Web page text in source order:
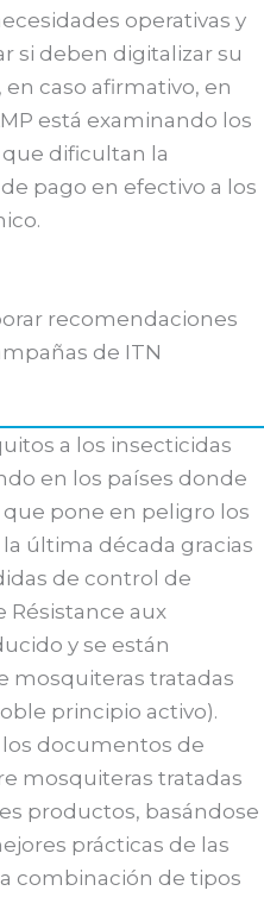
operativas y
si deben digitalizar su
en caso afirmativo, en
está examinando los
dificultan la
pago en efectivo a los
recomendaciones
de ITN
a los insecticidas
en los países donde
pone en peligro los
última década gracias
de control de
Résistance aux
y se están
mosquiteras tratadas
principio activo).
documentos de
mosquiteras tratadas
productos, basándose
prácticas de las
combinación de tipos